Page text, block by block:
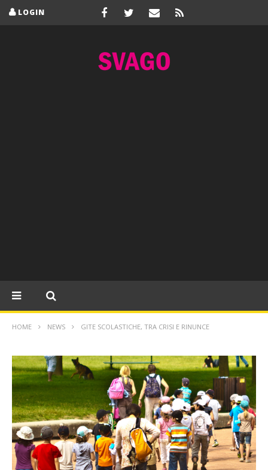
LOGIN
HOME NEWS GITE SCOLASTICHE, TRA CRISI E RINUNCE